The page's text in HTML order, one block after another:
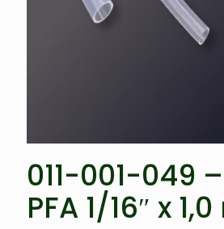
011-001-049
PFA 1/16″ x